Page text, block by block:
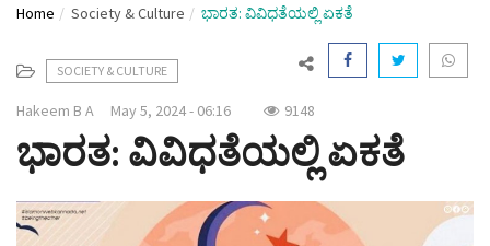
g
e
N
v
g
Home Society & Culture ಭಾರತ: ವಿವಿಧತೆಯಲ್ಲಿ ಏಕತೆ
SOCIETY & CULTURE
Hakeem B A May 5, 2024 - 06:16 9148
ಭಾರತ: ವಿವಿಧತೆಯಲ್ಲಿ ಏಕತೆ